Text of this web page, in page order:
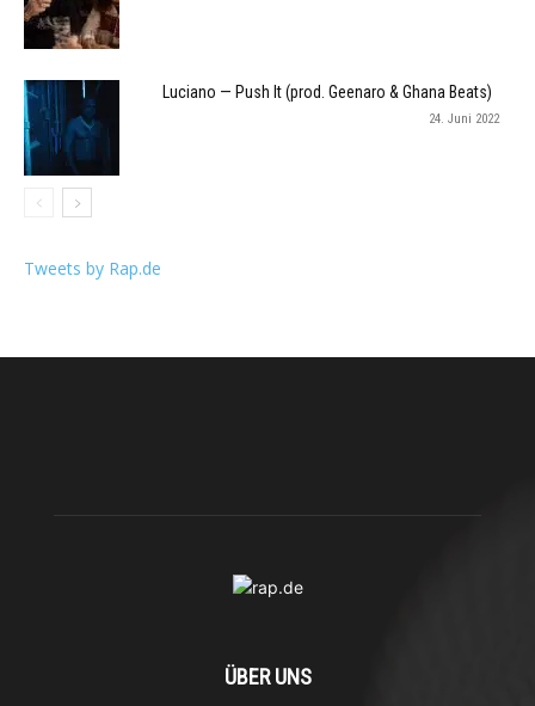
Luciano — Push It (prod. Geenaro & Ghana Beats)
24. Juni 2022
Tweets by Rap.de
ÜBER UNS